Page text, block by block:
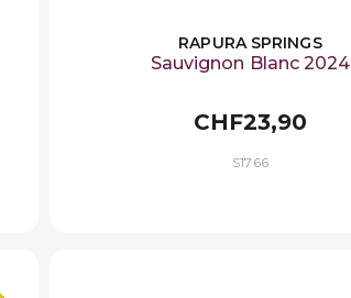
RAPURA SPRINGS
Sauvignon Blanc 2024
CHF23,90
S1766